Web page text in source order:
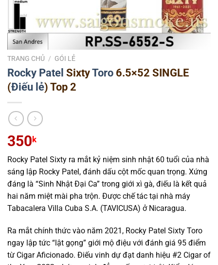
TRANG CHỦ / GÓI LẺ
Rocky Patel SixtyToro 6.5×52 SINGLE
(Điếu lẻ) Top 2
350 k
Rocky Patel Sixty ra mắt kỷ niệm sinh nhật 60 tuổi của nhà
sáng lập Rocky Patel, đánh dấu cột mốc quan trọng. Xứng
đáng là “Sinh Nhật Đại Ca” trong giới xì gà, điếu là kết quả
hai năm miệt mài pha trộn. Được chế tác tại nhà máy
Tabacalera Villa Cuba S.A. (TAVICUSA) ở Nicaragua.
Ra mắt chính thức vào năm 2021, Rocky Patel Sixty Toro
ngay lập tức “lật gọng” giới mộ điệu với đánh giá 95 điểm
từ Cigar Aficionado. Điếu vinh dự đạt danh hiệu #2 Cigar of